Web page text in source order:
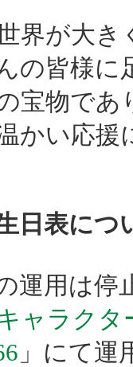
界が大
の皆様
宝物で
かい応
日表に
運用は停
ャラクタ
」にて